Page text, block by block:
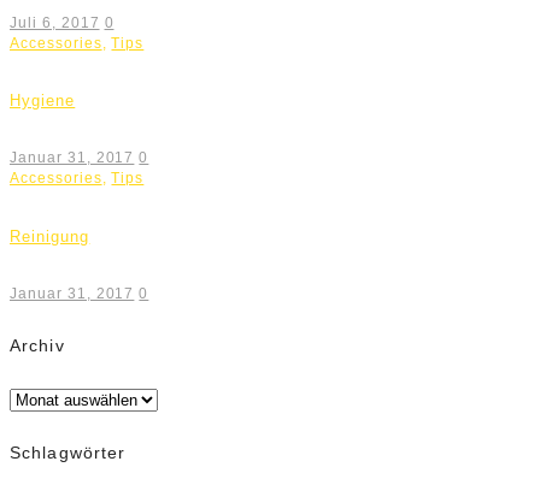
Juli 6, 2017 0
Accessories ,Tips
Hygiene
Januar 31, 2017 0
Accessories,Tips
Reinigung
Januar 31, 2017 0
Archiv
Archiv
Schlagwörter